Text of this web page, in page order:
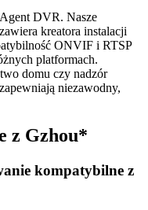
DVR. Nasze
kreatora instalacji
ONVIF i RTSP
platformach.
domu czy nadzór
niezawodny,
z Gzhou*
kompatybilne z